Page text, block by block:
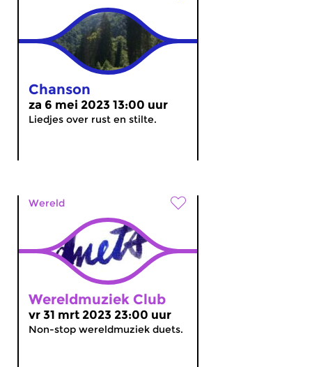
Chanson
za 6 mei 2023 13:00 uur
Liedjes over rust en stilte.
Wereld
Wereldmuziek Club
vr 31 mrt 2023 23:00 uur
Non-stop wereldmuziek duets.